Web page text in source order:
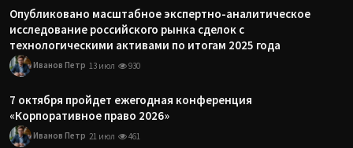
Опубликовано масштабное экспертно-аналитическое
исследование российского рынка сделок с
технологическими активами по итогам 2025 года
Иванов Петр 13 июл 930
7 октября пройдет ежегодная конференция
«Корпоративное право 2026»
Иванов Петр 21 июл 461